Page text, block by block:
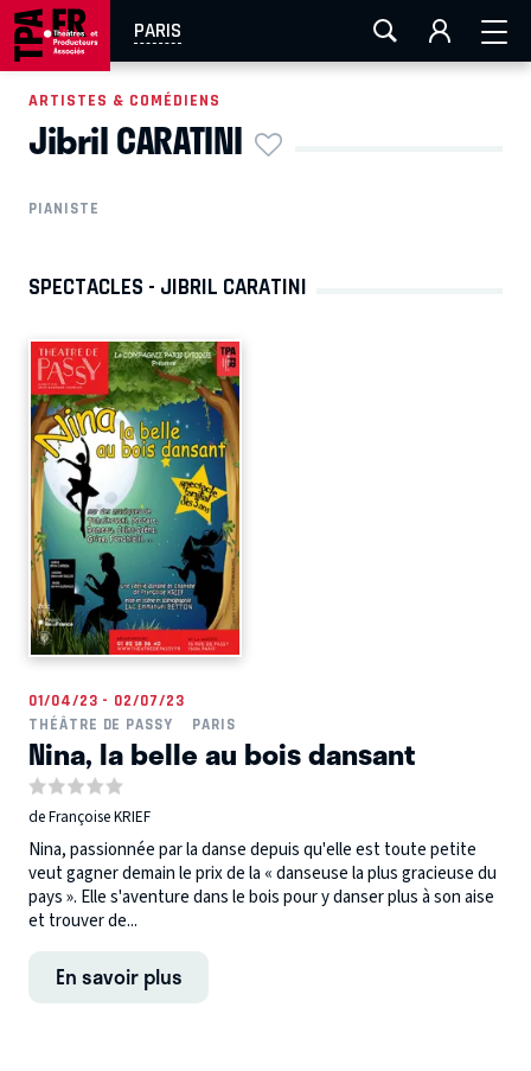
PARIS
AIX-MARSEILLE LA ROCHELLE
EN TOURNÉE
ARTISTES & COMÉDIENS
Jibril CARATINI
PIANISTE
SPECTACLES - JIBRIL CARATINI
01/04/23 - 02/07/23
THÉÂTRE DE PASSY
PARIS
Nina, la belle au bois dansant
de Françoise KRIEF
Nina, passionnée par la danse depuis qu'elle est toute petite
veut gagner demain le prix de la « danseuse la plus gracieuse du
pays ». Elle s'aventure dans le bois pour y danser plus à son aise
et trouver de...
En savoir plus